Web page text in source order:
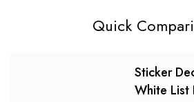
Quick
Sticker
White List